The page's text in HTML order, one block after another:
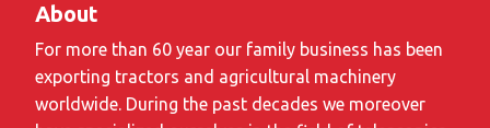
About
For more than 60 year our family business has been
exporting tractors and agricultural machinery
worldwide. During the past decades we moreover